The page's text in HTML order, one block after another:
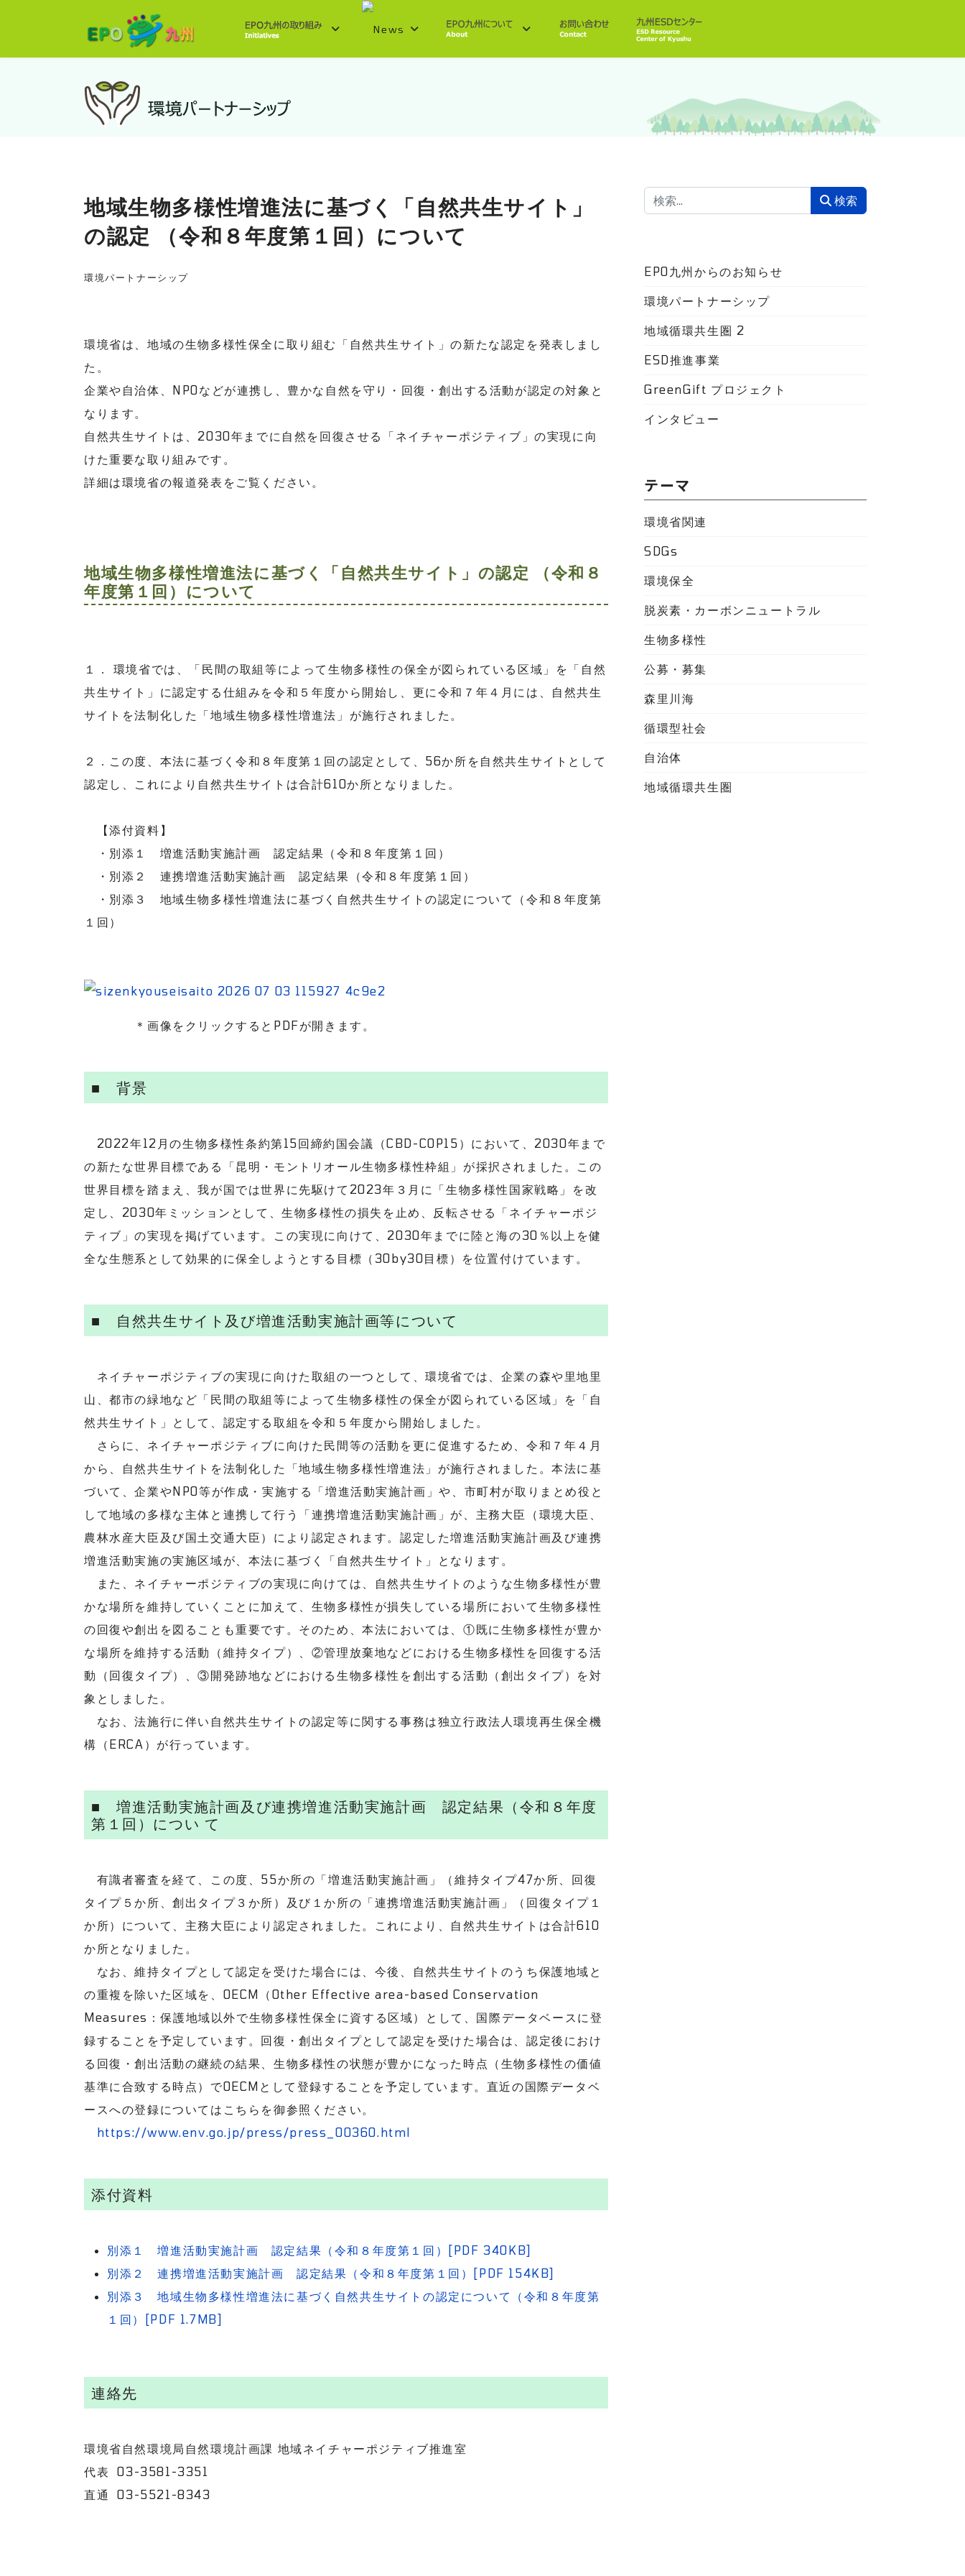
地域生物多様性増進法に基づく「自然共生サイト」
の認定 （令和８年度第１回）について
環境パートナーシップ
環境省は、地域の生物多様性保全に取り組む「自然共生サイト」の新たな認定を発表しまし
た。
企業や自治体、NPOなどが連携し、豊かな自然を守り・回復・創出する活動が認定の対象と
なります。
自然共生サイトは、2030年までに自然を回復させる「ネイチャーポジティブ」の実現に向
けた重要な取り組みです。
詳細は環境省の報道発表をご覧ください。
地域生物多様性増進法に基づく「自然共生サイト」の認定 （令和８
年度第１回）について
１． 環境省では、「民間の取組等によって生物多様性の保全が図られている区域」を「自然
共生サイト」に認定する仕組みを令和５年度から開始し、更に令和７年４月には、自然共生
サイトを法制化した「地域生物多様性増進法」が施行されました。
２．この度、本法に基づく令和８年度第１回の認定として、56か所を自然共生サイトとして
認定し、これにより自然共生サイトは合計610か所となりました。
【添付資料】
・別添１ 増進活動実施計画 認定結果（令和８年度第１回）
・別添２ 連携増進活動実施計画 認定結果（令和８年度第１回）
・別添３ 地域生物多様性増進法に基づく自然共生サイトの認定について（令和８年度第
１回）
＊画像をクリックするとPDFが開きます。
■ 背景
2022年12月の生物多様性条約第15回締約国会議（CBD-COP15）において、2030年まで
の新たな世界目標である「昆明・モントリオール生物多様性枠組」が採択されました。この
世界目標を踏まえ、我が国では世界に先駆けて2023年３月に「生物多様性国家戦略」を改
定し、2030年ミッションとして、生物多様性の損失を止め、反転させる「ネイチャーポジ
ティブ」の実現を掲げています。この実現に向けて、2030年までに陸と海の30％以上を健
全な生態系として効果的に保全しようとする目標（30by30目標）を位置付けています。
■ 自然共生サイト及び増進活動実施計画等について
ネイチャーポジティブの実現に向けた取組の一つとして、環境省では、企業の森や里地里
山、都市の緑地など「民間の取組等によって生物多様性の保全が図られている区域」を「自
然共生サイト」として、認定する取組を令和５年度から開始しました。
さらに、ネイチャーポジティブに向けた民間等の活動を更に促進するため、令和７年４月
から、自然共生サイトを法制化した「地域生物多様性増進法」が施行されました。本法に基
づいて、企業やNPO等が作成・実施する「増進活動実施計画」や、市町村が取りまとめ役と
して地域の多様な主体と連携して行う「連携増進活動実施計画」が、主務大臣（環境大臣、
農林水産大臣及び国土交通大臣）により認定されます。認定した増進活動実施計画及び連携
増進活動実施の実施区域が、本法に基づく「自然共生サイト」となります。
また、ネイチャーポジティブの実現に向けては、自然共生サイトのような生物多様性が豊
かな場所を維持していくことに加えて、生物多様性が損失している場所において生物多様性
の回復や創出を図ることも重要です。そのため、本法においては、①既に生物多様性が豊か
な場所を維持する活動（維持タイプ）、②管理放棄地などにおける生物多様性を回復する活
動（回復タイプ）、③開発跡地などにおける生物多様性を創出する活動（創出タイプ）を対
象としました。
なお、法施行に伴い自然共生サイトの認定等に関する事務は独立行政法人環境再生保全機
構（ERCA）が行っています。
■ 増進活動実施計画及び連携増進活動実施計画 認定結果（令和８年度
第１回）につい て
有識者審査を経て、この度、55か所の「増進活動実施計画」（維持タイプ47か所、回復
タイプ５か所、創出タイプ３か所）及び１か所の「連携増進活動実施計画」（回復タイプ１
か所）について、主務大臣により認定されました。これにより、自然共生サイトは合計610
か所となりました。
なお、維持タイプとして認定を受けた場合には、今後、自然共生サイトのうち保護地域と
の重複を除いた区域を、OECM（Other Effective area-based Conservation
Measures：保護地域以外で生物多様性保全に資する区域）として、国際データベースに登
録することを予定しています。回復・創出タイプとして認定を受けた場合は、認定後におけ
る回復・創出活動の継続の結果、生物多様性の状態が豊かになった時点（生物多様性の価値
基準に合致する時点）でOECMとして登録することを予定しています。直近の国際データベ
ースへの登録についてはこちらを御参照ください。
https://www.env.go.jp/press/press_00360.html
添付資料
別添１ 増進活動実施計画 認定結果（令和８年度第１回）[PDF 340KB]
別添２ 連携増進活動実施計画 認定結果（令和８年度第１回）[PDF 154KB]
別添３ 地域生物多様性増進法に基づく自然共生サイトの認定について（令和８年度第
１回）[PDF 1.7MB]
連絡先
環境省自然環境局自然環境計画課 地域ネイチャーポジティブ推進室
代表 03-3581-3351
直通 03-5521-8343
検索 検索
EPO九州からのお知らせ
環境パートナーシップ
地域循環共生圏 2
ESD推進事業
GreenGift プロジェクト
インタビュー
テーマ
環境省関連
SDGs
環境保全
脱炭素・カーボンニュートラル
生物多様性
公募・募集
森里川海
循環型社会
自治体
地域循環共生圏